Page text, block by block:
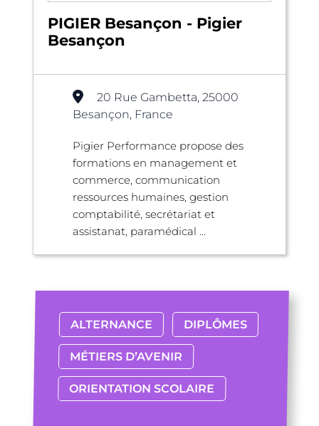
PIGIER Besançon - Pigier
Besançon
20 Rue Gambetta, 25000
Besançon, France
Pigier Performance propose des
formations en management et
commerce, communication
ressources humaines, gestion
comptabilité, secrétariat et
assistanat, paramédical ...
ALTERNANCE DIPLÔMES
MÉTIERS D’AVENIR
ORIENTATION SCOLAIRE